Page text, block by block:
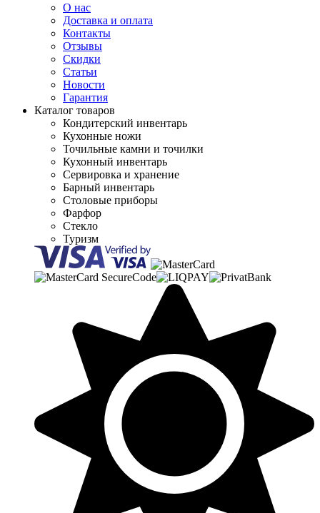
О нас
Доставка и оплата
Контакты
Отзывы
Скидки
Статьи
Новости
Гарантия
Каталог товаров
Кондитерский инвентарь
Кухонные ножи
Точильные камни и точилки
Кухонный инвентарь
Сервировка и хранение
Барный инвентарь
Столовые приборы
Фарфор
Стекло
Туризм